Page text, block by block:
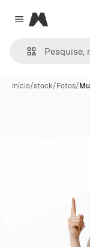
Close menu
Magnific
Início/stock/Fotos/